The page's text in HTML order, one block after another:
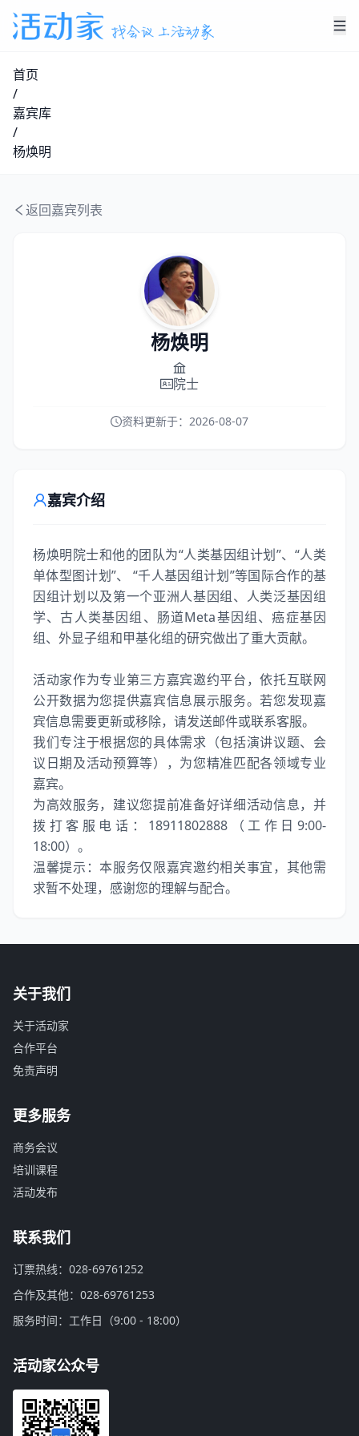
首页
/
嘉宾库
/
杨焕明
返回嘉宾列表
杨焕明
院士
资料更新于： 2026-08-07
嘉宾介绍
杨焕明院士和他的团队为“人类基因组计划”、“人类
单体型图计划”、 “千人基因组计划”等国际合作的基
因组计划以及第一个亚洲人基因组、人类泛基因组
学、古人类基因组、肠道Meta基因组、癌症基因
组、外显子组和甲基化组的研究做出了重大贡献。
活动家作为专业第三方嘉宾邀约平台，依托互联网
公开数据为您提供嘉宾信息展示服务。若您发现嘉
宾信息需要更新或移除，请发送邮件或联系客服。
我们专注于根据您的具体需求（包括演讲议题、会
议日期及活动预算等），为您精准匹配各领域专业
嘉宾。
为高效服务，建议您提前准备好详细活动信息，并
拨打客服电话：18911802888（工作日9:00-
18:00）。
温馨提示：本服务仅限嘉宾邀约相关事宜，其他需
求暂不处理，感谢您的理解与配合。
关于我们
关于活动家
合作平台
免责声明
更多服务
商务会议
培训课程
活动发布
联系我们
订票热线：028-69761252
合作及其他：028-69761253
服务时间：工作日（9:00 - 18:00）
活动家公众号